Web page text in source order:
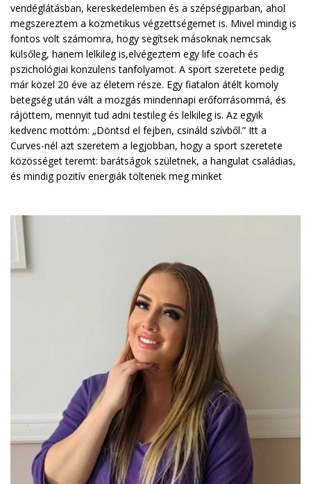
vendéglátásban, kereskedelemben és a szépségiparban, ahol
megszereztem a kozmetikus végzettségemet is. Mivel mindig is
fontos volt számomra, hogy segítsek másoknak nemcsak
külsőleg, hanem lelkileg is,elvégeztem egy life coach és
pszichológiai konzulens tanfolyamot. A sport szeretete pedig
már közel 20 éve az életem része. Egy fiatalon átélt komoly
betegség után vált a mozgás mindennapi erőforrásommá, és
rájöttem, mennyit tud adni testileg és lelkileg is. Az egyik
kedvenc mottóm: „Döntsd el fejben, csináld szívből.” Itt a
Curves-nél azt szeretem a legjobban, hogy a sport szeretete
közösséget teremt: barátságok születnek, a hangulat családias,
és mindig pozitív energiák töltenek meg minket